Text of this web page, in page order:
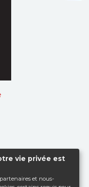
vie privée est
et nous-